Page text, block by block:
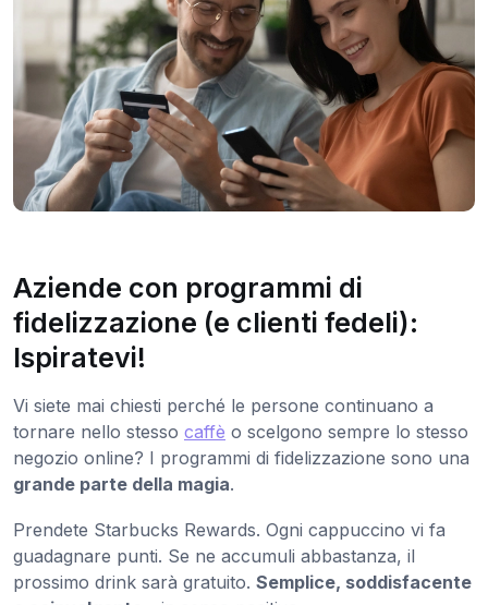
Aziende con programmi di
fidelizzazione (e clienti fedeli):
Ispiratevi!
Vi siete mai chiesti perché le persone continuano a
tornare nello stesso caffè o scelgono sempre lo stesso
negozio online? I programmi di fidelizzazione sono una
grande parte della magia.
Prendete Starbucks Rewards. Ogni cappuccino vi fa
guadagnare punti. Se ne accumuli abbastanza, il
prossimo drink sarà gratuito. Semplice, soddisfacente